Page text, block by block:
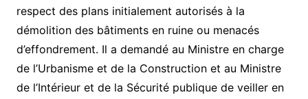
respect des plans initialement autorisés à la
démolition des bâtiments en ruine ou menacés
d’effondrement. Il a demandé au Ministre en charge
de l’Urbanisme et de la Construction et au Ministre
de l’Intérieur et de la Sécurité publique de veiller en